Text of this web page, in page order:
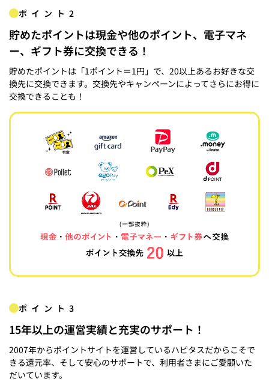
ポイント2
貯めたポイントは現金や他のポイント、電子マネ
ー、ギフト券に交換できる！
貯めたポイントは「1ポイント＝1円」で、20以上あるお好きな交
換先に交換できます。交換先やキャンペーンによってさらにお得に
交換できることも！
ポイント3
15年以上の運営実績と充実のサポート！
2007年からポイントサイトを運営しているハピタスだからこそで
きる還元率、そして安心のサポートで、利用者さまにご愛顧いた
だいています。